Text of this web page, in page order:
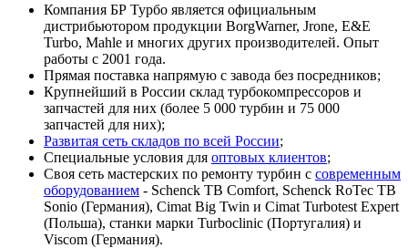
Компания БР Турбо является официальным
дистрибьютором продукции BorgWarner, Jrone, E&E
Turbo, Mahle и многих других производителей. Опыт
работы с 2001 года.
Прямая поставка напрямую с завода без посредников;
Крупнейший в России склад турбокомпрессоров и
запчастей для них (более 5 000 турбин и 75 000
запчастей для них);
Развитая сеть складов по всей России;
Специальные условия для оптовых клиентов;
Своя сеть мастерских по ремонту турбин с современным
оборудованием - Schenck TB Comfort, Schenck RoTec TB
Sonio (Германия), Cimat Big Twin и Cimat Turbotest Expert
(Польша), станки марки Turboclinic (Португалия) и
Viscom (Германия).